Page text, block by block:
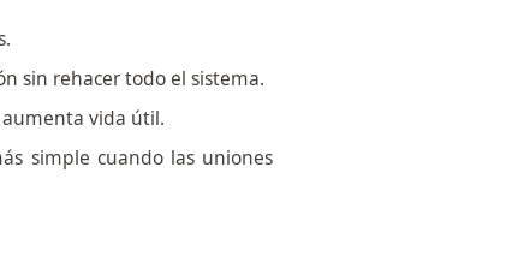
sin rehacer todo el sistema.
vida útil.
simple cuando las uniones